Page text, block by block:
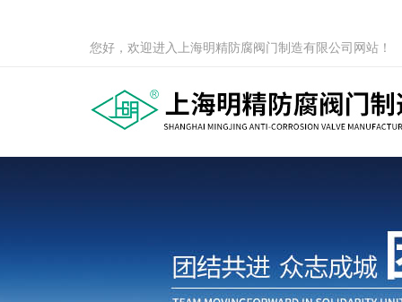
您好，欢迎进入上海明精防腐阀门制造有限公司网站！